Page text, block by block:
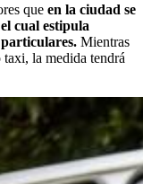
que en la ciudad se
cual estipula
Mientras
la medida tendrá